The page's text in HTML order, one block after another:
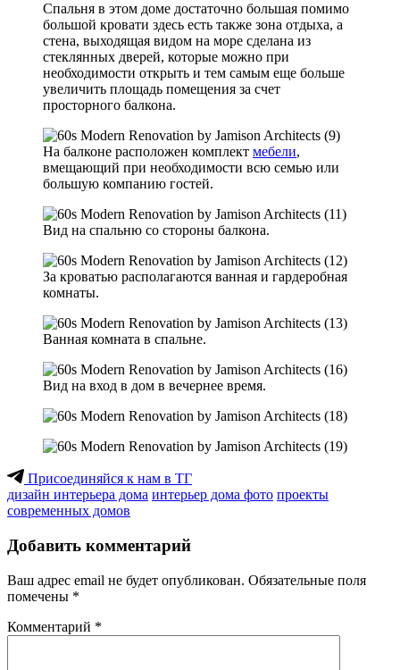
Спальня в этом доме достаточно большая помимо
большой кровати здесь есть также зона отдыха, а
стена, выходящая видом на море сделана из
стеклянных дверей, которые можно при
необходимости открыть и тем самым еще больше
увеличить площадь помещения за счет
просторного балкона.
На балконе расположен комплект мебели,
вмещающий при необходимости всю семью или
большую компанию гостей.
Вид на спальню со стороны балкона.
За кроватью располагаются ванная и гардеробная
комнаты.
Ванная комната в спальне.
Вид на вход в дом в вечернее время.
Присоединяйся к нам в ТГ
дизайн интерьера дома интерьер дома фото проекты
современных домов
Добавить комментарий
Ваш адрес email не будет опубликован. Обязательные поля
помечены *
Комментарий *